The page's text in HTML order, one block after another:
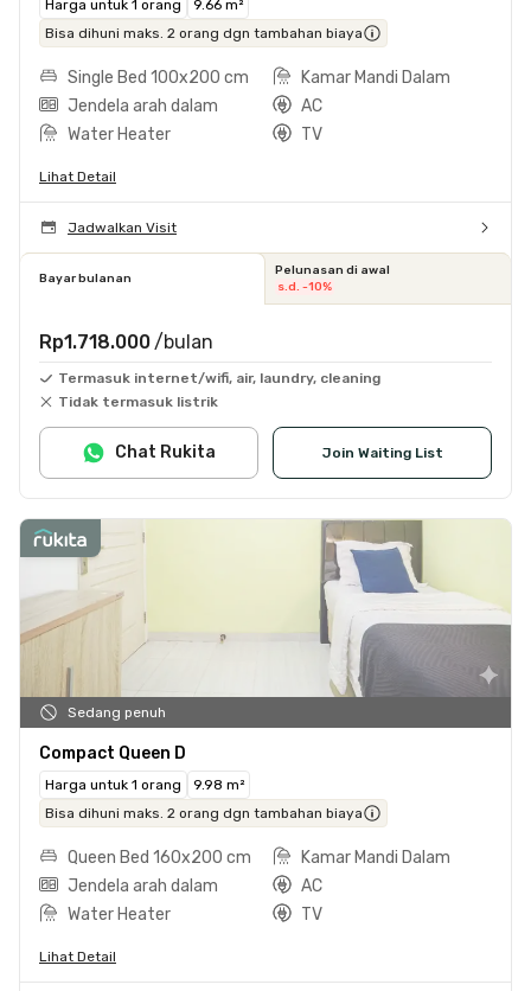
Harga untuk 1 orang
9.66 m²
Bisa dihuni maks. 2 orang dgn tambahan biaya
Single Bed 100x200 cm
Kamar Mandi Dalam
Jendela arah dalam
AC
Water Heater
TV
Lihat Detail
Jadwalkan Visit
Bayar bulanan
Pelunasan di awal
s.d. -10%
Rp1.718.000 /bulan
Termasuk internet/wifi, air, laundry, cleaning
Tidak termasuk listrik
Join Waiting List
Chat Rukita
Sedang penuh
Compact Queen D
Harga untuk 1 orang
9.98 m²
Bisa dihuni maks. 2 orang dgn tambahan biaya
Queen Bed 160x200 cm
Kamar Mandi Dalam
Jendela arah dalam
AC
Water Heater
TV
Lihat Detail